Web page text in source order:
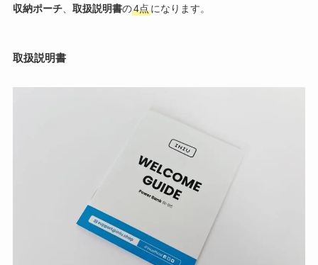
収納ポーチ、 取扱説明書の4点になります。
取扱説明書